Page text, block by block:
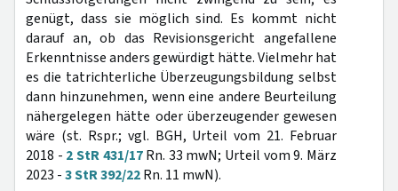
genügt, dass sie möglich sind. Es kommt nicht
darauf an, ob das Revisionsgericht angefallene
Erkenntnisse anders gewürdigt hätte. Vielmehr hat
es die tatrichterliche Überzeugungsbildung selbst
dann hinzunehmen, wenn eine andere Beurteilung
nähergelegen hätte oder überzeugender gewesen
wäre (st. Rspr.; vgl. BGH, Urteil vom 21. Februar
2018 - 2 StR 431/17Rn. 33 mwN; Urteil vom 9. März
2023 -3 StR 392/22Rn. 11 mwN).